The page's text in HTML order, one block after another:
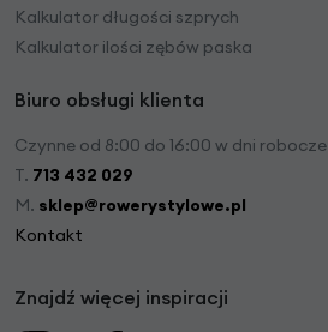
Kalkulator długości szprych
Kalkulator ilości zębów paska
Biuro obsługi klienta
Czynne od 8:00 do 16:00 w dni robocze
T. 713 432 029
M. sklep@rowerystylowe.pl
Kontakt
Znajdź więcej inspiracji